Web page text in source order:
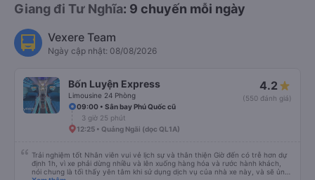
Giang đi Tư Nghĩa: 9 chuyến mỗi ngày
Vexere Team
Ngày cập nhật: 08/08/2026
Bốn Luyện Express
Limousine 24 Phòng
4.2
(550 đánh giá)
09:00 • Sân bay Phú Quốc cũ
3 giờ 25 phút
12:25 • Quảng Ngãi (dọc QL1A)
Trải nghiệm tốt Nhân viên vui vẻ lịch sự và thân thiện Giờ đến có trễ hơn dự
định 1h, vì xe phải dừng nhiều và lên xuống hàng hóa và rước hành khách,
nói chung là tối thấy yên tâm khi sử dụng dịch vụ của nhà xe này, và sẽ ủng